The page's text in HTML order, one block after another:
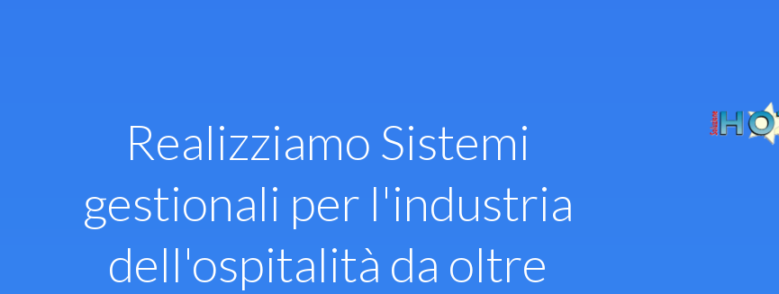
Realizziamo Sistemi
gestionali per l'industria
dell'ospitalità da oltre